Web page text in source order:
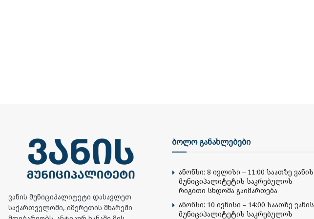
ვანის მუნიციპალიტეტი დასავლეთ
საქართველოში, იმერეთის მხარეში
ბოლო განახლებები
ანონსი: 8 ივლისი – 11:00 საათზე ვანის
მუნიციპალიტეტის საკრებულოს
რიგითი სხდომა გაიმართება
ანონსი: 10 ივნისი – 14:00 საათზე ვანის
მუნიციპალიტეტის საკრებულოს